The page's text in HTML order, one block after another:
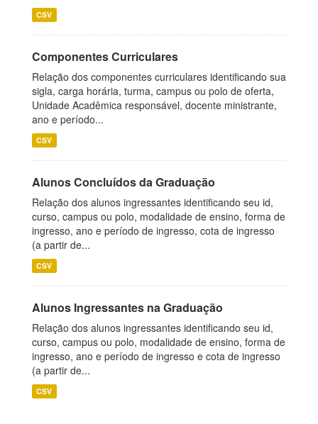
CSV
Componentes Curriculares
Relação dos componentes curriculares identificando sua
sigla, carga horária, turma, campus ou polo de oferta,
Unidade Acadêmica responsável, docente ministrante,
ano e período...
CSV
Alunos Concluídos da Graduação
Relação dos alunos ingressantes identificando seu id,
curso, campus ou polo, modalidade de ensino, forma de
ingresso, ano e período de ingresso, cota de ingresso
(a partir de...
CSV
Alunos Ingressantes na Graduação
Relação dos alunos ingressantes identificando seu id,
curso, campus ou polo, modalidade de ensino, forma de
ingresso, ano e período de ingresso e cota de ingresso
(a partir de...
CSV